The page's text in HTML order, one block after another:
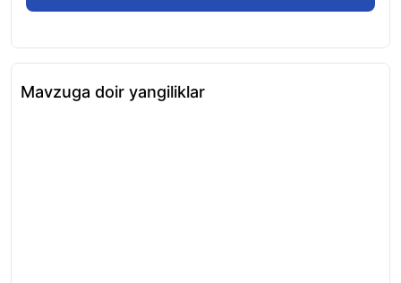
Mavzuga doir yangiliklar